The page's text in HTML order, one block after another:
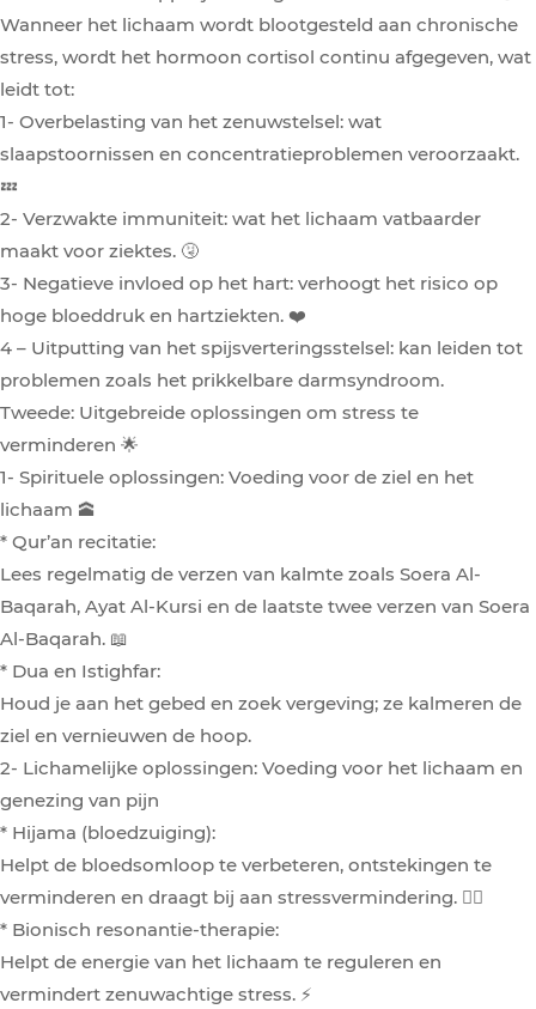
Wanneer het lichaam wordt blootgesteld aan chronische
stress, wordt het hormoon cortisol continu afgegeven, wat
leidt tot:
1- Overbelasting van het zenuwstelsel: wat
slaapstoornissen en concentratieproblemen veroorzaakt.
💤
2- Verzwakte immuniteit: wat het lichaam vatbaarder
maakt voor ziektes. 🤧
3- Negatieve invloed op het hart: verhoogt het risico op
hoge bloeddruk en hartziekten. ❤️
4 – Uitputting van het spijsverteringsstelsel: kan leiden tot
problemen zoals het prikkelbare darmsyndroom.
Tweede: Uitgebreide oplossingen om stress te
verminderen 🌟
1- Spirituele oplossingen: Voeding voor de ziel en het
lichaam 🕋
* Qur’an recitatie:
Lees regelmatig de verzen van kalmte zoals Soera Al-
Baqarah, Ayat Al-Kursi en de laatste twee verzen van Soera
Al-Baqarah. 📖
* Dua en Istighfar:
Houd je aan het gebed en zoek vergeving; ze kalmeren de
ziel en vernieuwen de hoop.
2- Lichamelijke oplossingen: Voeding voor het lichaam en
genezing van pijn
* Hijama (bloedzuiging):
Helpt de bloedsomloop te verbeteren, ontstekingen te
verminderen en draagt bij aan stressvermindering. 💆‍♀️
* Bionisch resonantie-therapie:
Helpt de energie van het lichaam te reguleren en
vermindert zenuwachtige stress. ⚡